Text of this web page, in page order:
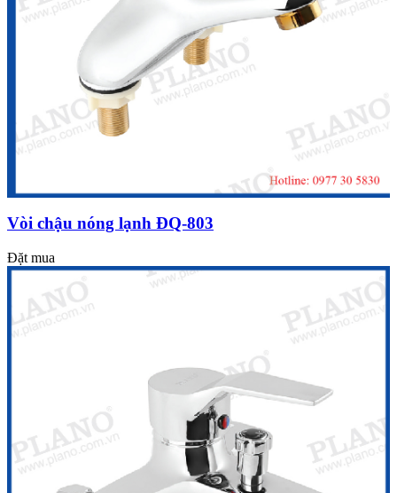
Vòi chậu nóng lạnh ĐQ-803
Đặt mua